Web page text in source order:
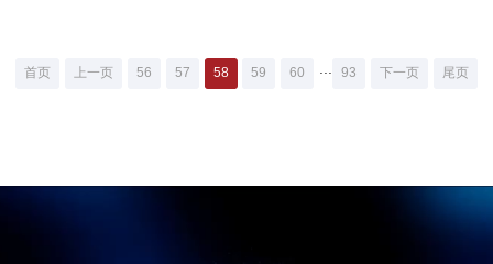
首页 上一页 56 57 58 59 60 ... 93 下一页 尾页